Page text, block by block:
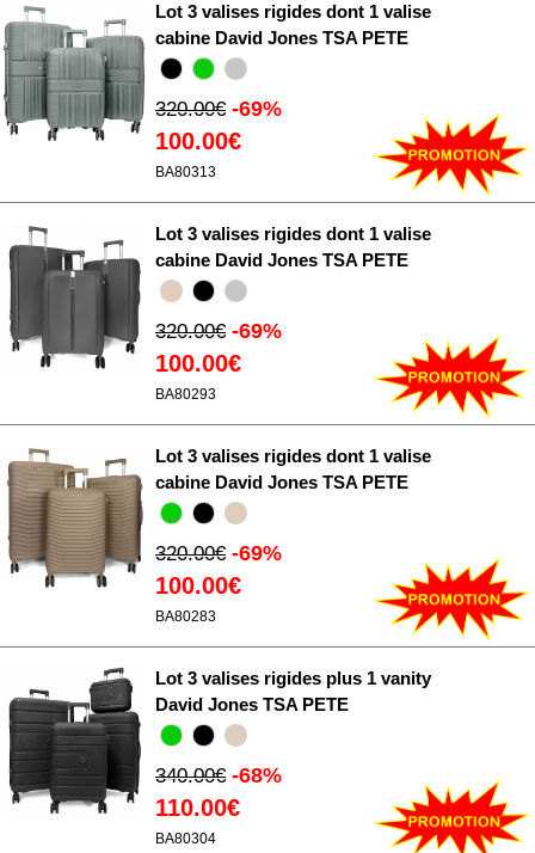
Lot 3 valises rigides dont 1 valise
cabine David Jones TSA PETE
320.00€ -69%
100.00€
BA80313
Lot 3 valises rigides dont 1 valise
cabine David Jones TSA PETE
320.00€ -69%
100.00€
BA80293
Lot 3 valises rigides dont 1 valise
cabine David Jones TSA PETE
320.00€ -69%
100.00€
BA80283
Lot 3 valises rigides plus 1 vanity
David Jones TSA PETE
340.00€ -68%
110.00€
BA80304